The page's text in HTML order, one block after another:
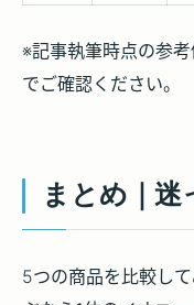
※記事執筆時点の参
でご確認ください。
まとめ｜迷
5つの商品を比較し